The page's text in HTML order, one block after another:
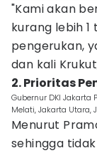
"Kami akan
kurang lebih
pengerukan,
dan kali
2. Prioritas
Gubernur DKI Jakarta
Melati, Jakarta
Menurut
sehingga